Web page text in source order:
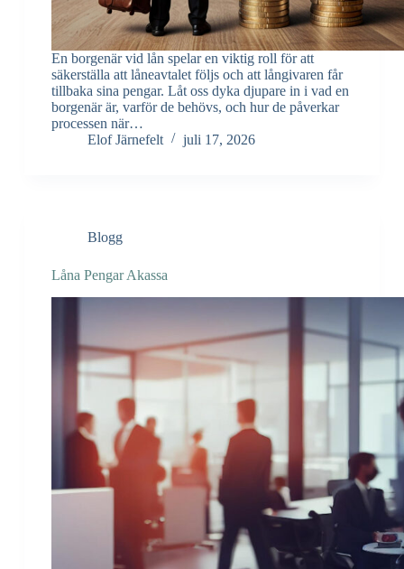
En borgenär vid lån spelar en viktig roll för att
säkerställa att låneavtalet följs och att långivaren får
tillbaka sina pengar. Låt oss dyka djupare in i vad en
borgenär är, varför de behövs, och hur de påverkar
processen när…
Elof Järnefelt
juli 17, 2026
Blogg
Låna Pengar Akassa